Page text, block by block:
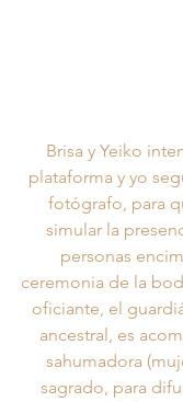
Brisa y Yeiko
plataforma y yo
fotógrafo, para
simular la
personas
ceremonia de la
oficiante, el
ancestral, es
sahumadora
sagrado, para